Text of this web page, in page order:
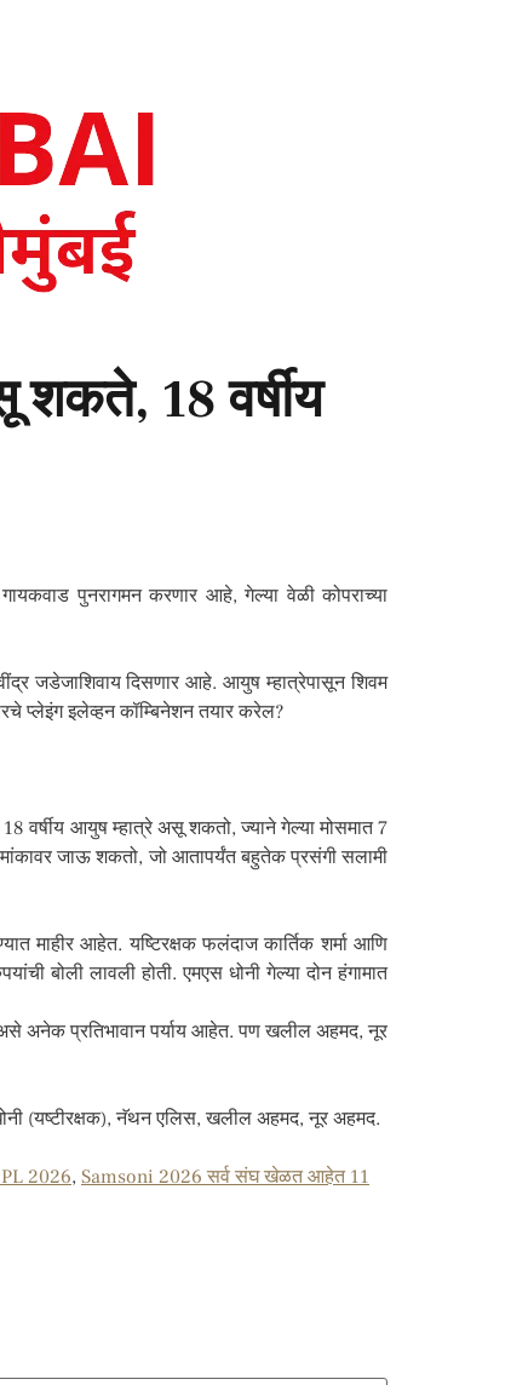
18 वर्षीय
पुनरागमन करणार आहे, गेल्या वेळी कोपराच्या
जडेजाशिवाय दिसणार आहे. आयुष म्हात्रेपासून शिवम
प्लेइंग इलेव्हन कॉम्बिनेशन तयार करेल?
वर्षीय आयुष म्हात्रे असू शकतो, ज्याने गेल्या मोसमात 7
जाऊ शकतो, जो आतापर्यंत बहुतेक प्रसंगी सलामी
माहीर आहेत. यष्टिरक्षक फलंदाज कार्तिक शर्मा आणि
बोली लावली होती. एमएस धोनी गेल्या दोन हंगामात
अनेक प्रतिभावान पर्याय आहेत. पण खलील अहमद, नूर
(यष्टीरक्षक), नॅथन एलिस, खलील अहमद, नूर अहमद.
2026, Samsoni 2026 सर्व संघ खेळत आहेत 11